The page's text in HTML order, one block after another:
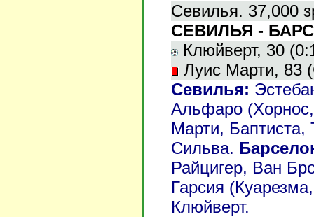
Севилья. 37,000
СЕВИЛЬЯ -
Клюйверт, 30
Луис Марти, 83
Севилья:
Альфаро
Марти, Баптиста,
Сильва.
Райцигер, Ван
Гарсия
Клюйверт.